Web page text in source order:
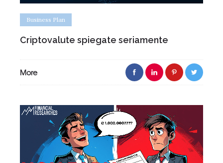
Business Plan
Criptovalute spiegate seriamente
More